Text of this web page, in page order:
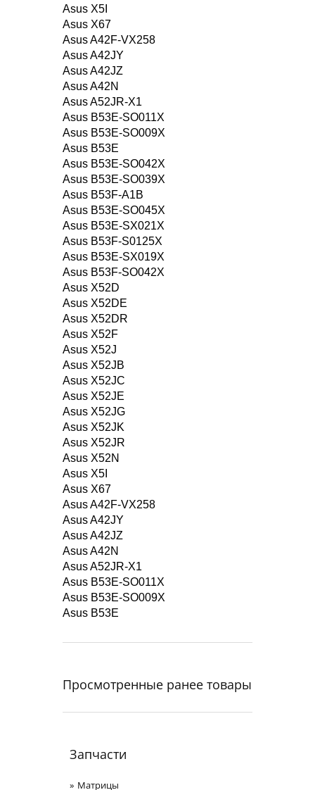
Asus X5I
Asus X67
Asus A42F-VX258
Asus A42JY
Asus A42JZ
Asus A42N
Asus A52JR-X1
Asus B53E-SO011X
Asus B53E-SO009X
Asus B53E
Asus B53E-SO042X
Asus B53E-SO039X
Asus B53F-A1B
Asus B53E-SO045X
Asus B53E-SX021X
Asus B53F-S0125X
Asus B53E-SX019X
Asus B53F-SO042X
Asus X52D
Asus X52DE
Asus X52DR
Asus X52F
Asus X52J
Asus X52JB
Asus X52JC
Asus X52JE
Asus X52JG
Asus X52JK
Asus X52JR
Asus X52N
Asus X5I
Asus X67
Asus A42F-VX258
Asus A42JY
Asus A42JZ
Asus A42N
Asus A52JR-X1
Asus B53E-SO011X
Asus B53E-SO009X
Asus B53E
Просмотренные ранее товары
Запчасти
Матрицы